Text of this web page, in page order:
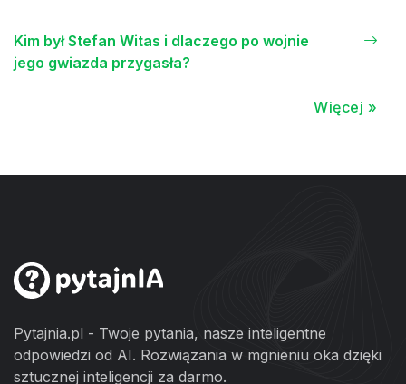
Kim był Stefan Witas i dlaczego po wojnie
jego gwiazda przygasła?
Więcej »
Pytajnia.pl - Twoje pytania, nasze inteligentne
odpowiedzi od AI. Rozwiązania w mgnieniu oka dzięki
sztucznej inteligencji za darmo.